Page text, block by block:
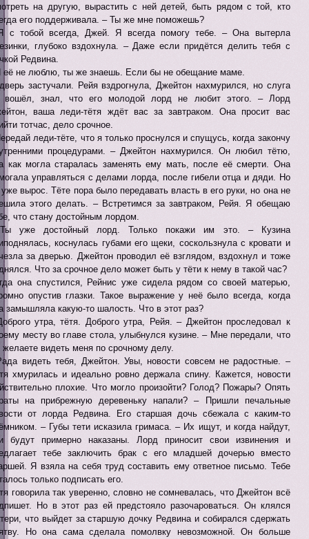
на другую, вырастить с ней детей, быть рядом с той, кто
его поддерживала. – Ты же мне поможешь?
с тобой всегда, Джей. Я всегда помогу тебе. – Она вытерла
глубоко вздохнула. – Даже если придётся делить тебя с
Редвина.
её не люблю, ты же знаешь. Если бы не обещание маме.
застучали. Рейя вздрогнула, Джейтон нахмурился, но слуга
вошёл, знал, что его молодой лорд не любит этого. – Лорд
ваша леди-тётя ждёт вас за завтраком. Она просит вас
тотчас, дело срочное.
леди-тёте, что я только проснулся и спущусь, когда закончу
процедурами. – Джейтон нахмурился. Он любил тётю,
как могла старалась заменять ему мать, после её смерти. Она
управляться с делами лорда, после гибели отца и дяди. Но
вырос. Тёте пора было передавать власть в его руки, но она не
этого делать. – Встретимся за завтраком, Рейя. Я обещаю
что стану достойным лордом.
уже достойный лорд. Только покажи им это. – Кузина
коснулась губами его щеки, соскользнула с кровати и
за дверью. Джейтон проводил её взглядом, вздохнул и тоже
Что за срочное дело может быть у тёти к нему в такой час?
она спустился, Рейнис уже сидела рядом со своей матерью,
опустив глазки. Такое выражение у неё было всегда, когда
замышляла какую-то шалость. Что в этот раз?
утра, тётя. Доброго утра, Рейя. – Джейтон проследовал к
месту во главе стола, улыбнулся кузине. – Мне передали, что
видеть меня по срочному делу.
видеть тебя, Джейтон. Увы, новости совсем не радостные. –
хмурилась и идеально ровно держала спину. Кажется, новости
плохие. Что могло произойти? Голод? Пожары? Опять
на прибрежную деревеньку напали? – Пришли печальные
от лорда Редвина. Его старшая дочь сбежала с каким-то
– Губы тети исказила гримаса. – Их ищут, и когда найдут,
будут примерно наказаны. Лорд приносит свои извинения и
тебе заключить брак с его младшей дочерью вместо
Я взяла на себя труд составить ему ответное письмо. Тебе
только подписать его.
говорила так уверенно, словно не сомневалась, что Джейтон всё
Но в этот раз ей предстояло разочароваться. Он клялся
что выйдет за старшую дочку Редвина и собирался сдержать
Но она сама сделала помолвку невозможной. Он больше